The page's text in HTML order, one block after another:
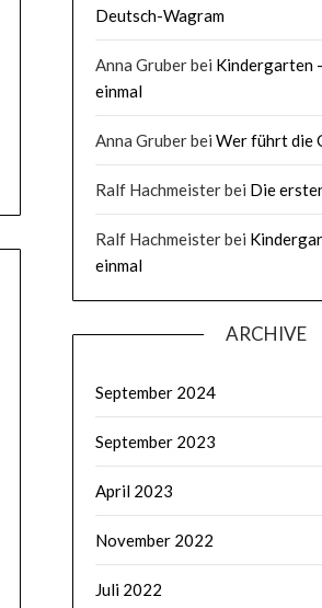
Deutsch-Wagram
Anna Gruberbei Kindergarten
einmal
Anna Gruberbei Wer führt die
Ralf Hachmeisterbei Die
Ralf Hachmeisterbei
einmal
ARCHIVE
September 2024
September 2023
April 2023
November 2022
Juli 2022